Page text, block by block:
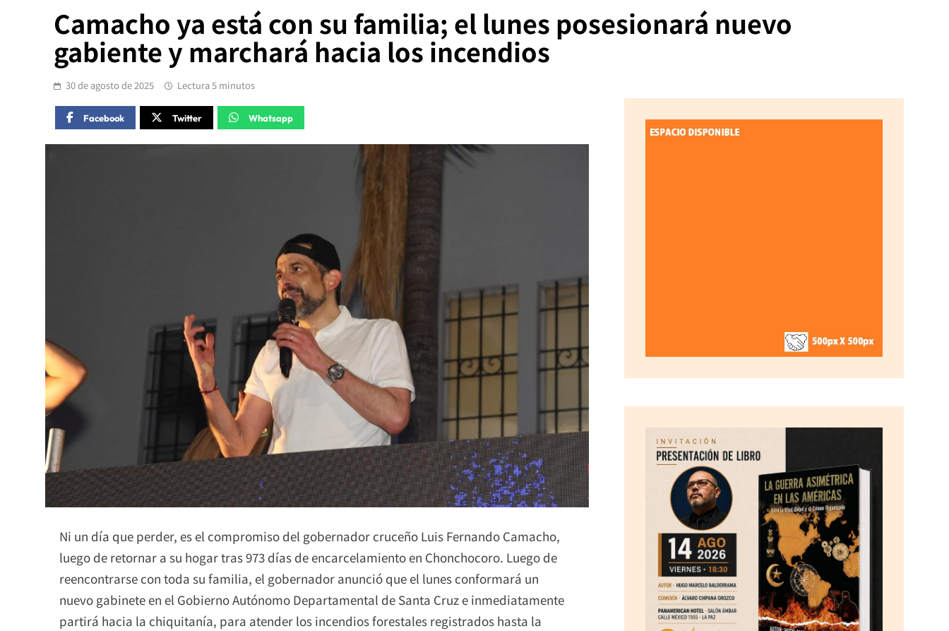
Camacho ya está con su familia; el lunes posesionará nuevo
gabiente y marchará hacia los incendios
30 de agosto de 2025 Lectura 5 minutos
Facebook Twitter Whatsapp
Ni un día que perder, es el compromiso del gobernador cruceño Luis Fernando Camacho,
luego de retornar a su hogar tras 973 días de encarcelamiento en Chonchocoro. Luego de
reencontrarse con toda su familia, el gobernador anunció que el lunes conformará un
nuevo gabinete en el Gobierno Autónomo Departamental de Santa Cruz e inmediatamente
partirá hacia la chiquitanía, para atender los incendios forestales registrados hasta la